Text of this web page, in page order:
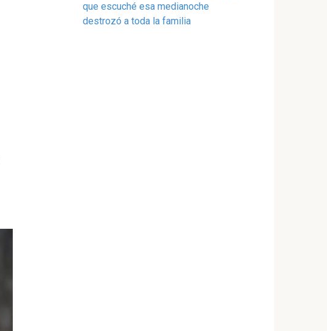
que escuché esa medianoche
destrozó a toda la familia